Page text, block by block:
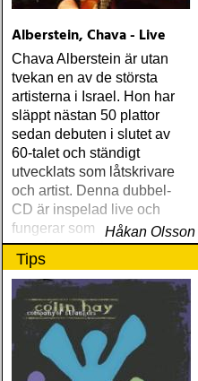
Alberstein, Chava - Live
Chava Alberstein är utan
tvekan en av de största
artisterna i Israel. Hon har
släppt nästan 50 plattor
sedan debuten i slutet av
60-talet och ständigt
utvecklats som låtskrivare
och artist. Denna dubbel-
CD är inspelad live och
fungerar som en utmärkt
introduktion till denna
världsartist.
Håkan Olsson
Tips